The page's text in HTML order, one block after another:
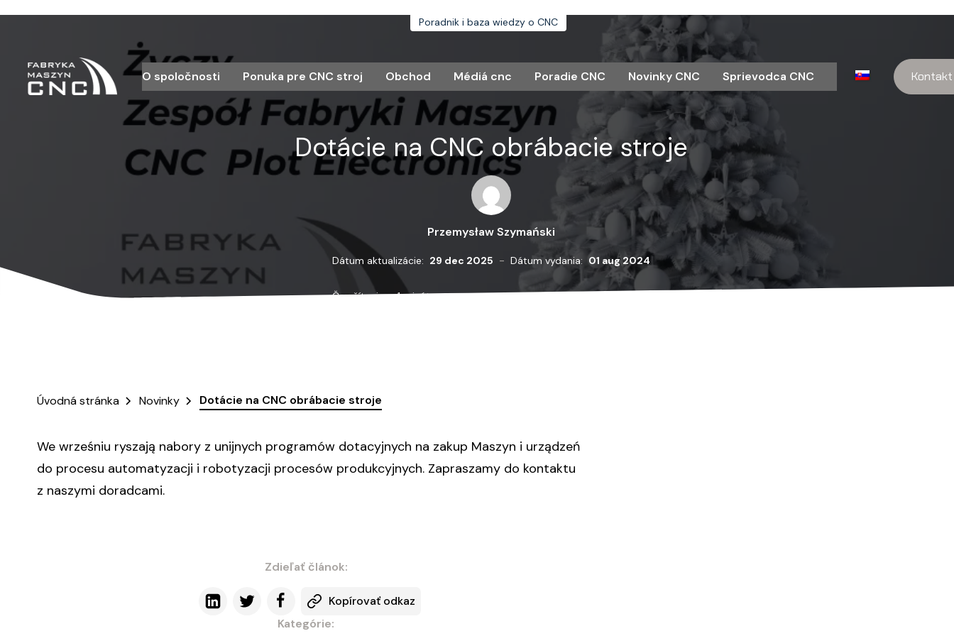
O spoločnosti Ponuka pre CNC stroj Obchod Médiá cnc Poradie CNC Novinky CNC Sprievodca CNC Kontakt
Poradnik i baza wiedzy o CNC
Dotácie na CNC obrábacie stroje
Przemysław Szymański
Dátum aktualizácie: 29 dec 2025 - Dátum vydania: 01 aug 2024
Čas čítania:< 1 minúta
Úvodná stránka Novinky Dotácie na CNC obrábacie stroje
We wrześniu ryszają nabory z unijnych programów dotacyjnych na zakup Maszyn i urządzeń
do procesu automatyzacji i robotyzacji procesów produkcyjnych. Zapraszamy do kontaktu
z naszymi doradcami.
Zdieľať článok:
Kopírovať odkaz
Kategórie: